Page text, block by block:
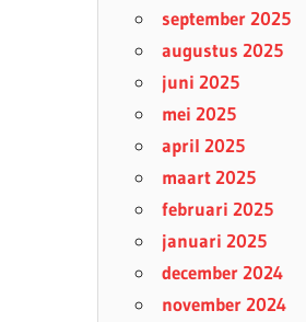
september 2025
augustus 2025
juni 2025
mei 2025
april 2025
maart 2025
februari 2025
januari 2025
december 2024
november 2024